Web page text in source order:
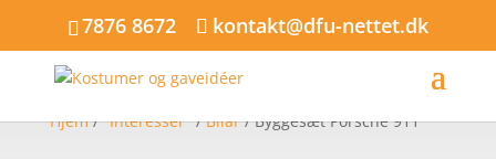
7876 8672 kontakt@dfu-nettet.dk
Hjem/"Interesser"/Bilar/ Byggesæt Porsche 911